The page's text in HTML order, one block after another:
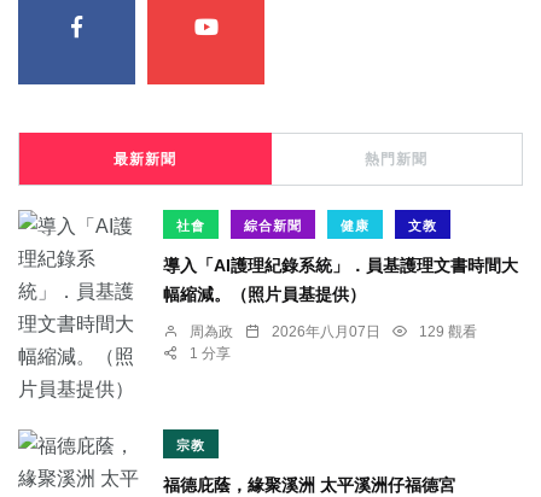
最新新聞 熱門新聞
社會 綜合新聞 健康 文教
導入「AI護理紀錄系統」．員基護理文書時間大
幅縮減。（照片員基提供）
周為政 2026年八月07日
129 觀看
1 分享
宗教
福德庇蔭，緣聚溪洲 太平溪洲仔福德宮